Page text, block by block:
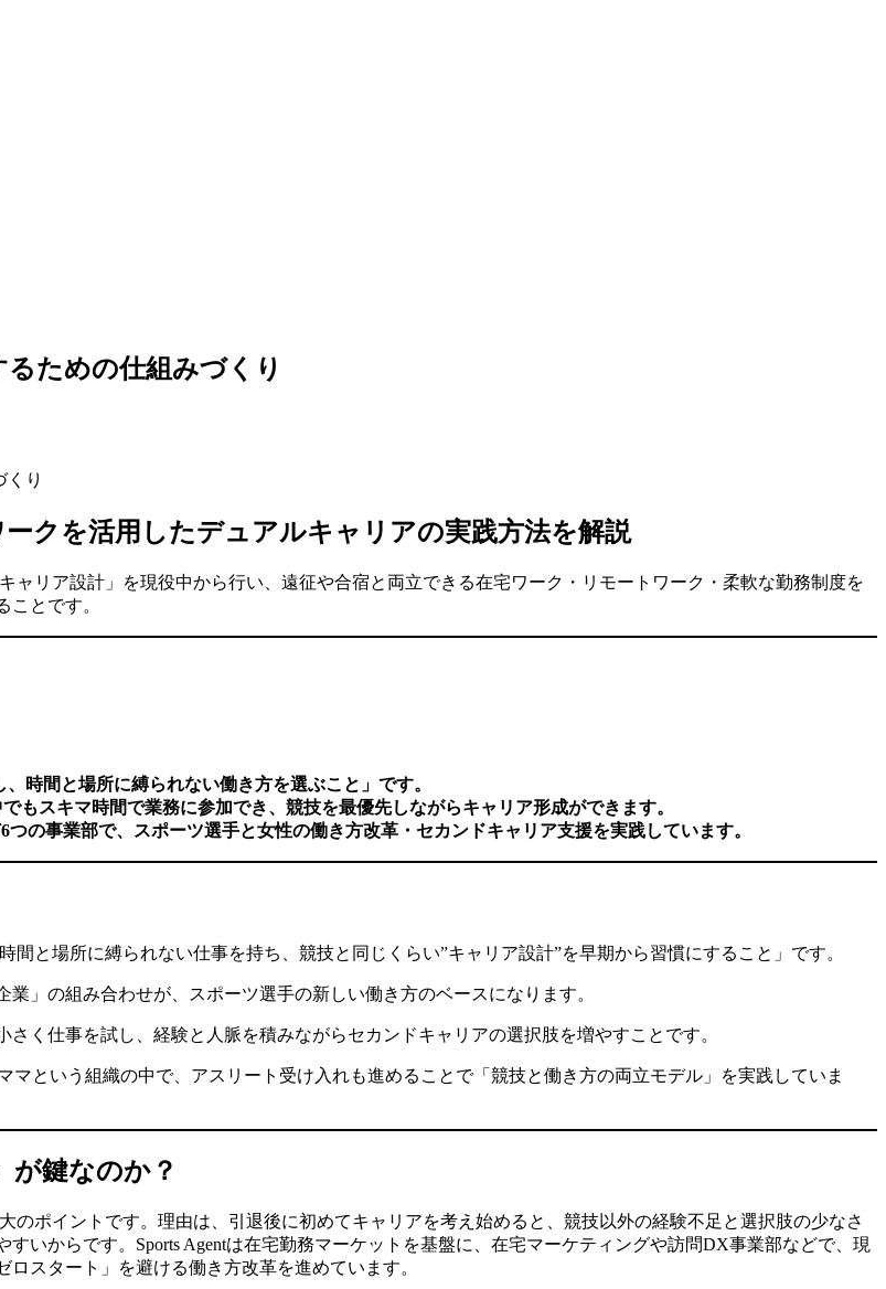
るための仕組みづくり
クを活用したデュアルキャリアの実践方法を解説
リア設計」を現役中から行い、遠征や合宿と両立できる在宅ワーク・リモートワーク・柔軟な勤務制度を
とです。
時間と場所に縛られない働き方を選ぶこと」です。
スキマ時間で業務に参加でき、競技を最優先しながらキャリア形成ができます。
の事業部で、スポーツ選手と女性の働き方改革・セカンドキャリア支援を実践しています。
と場所に縛られない仕事を持ち、競技と同じくらい”キャリア設計”を早期から習慣にすること」です。
」の組み合わせが、スポーツ選手の新しい働き方のベースになります。
く仕事を試し、経験と人脈を積みながらセカンドキャリアの選択肢を増やすことです。
マという組織の中で、アスリート受け入れも進めることで「競技と働き方の両立モデル」を実践していま
が鍵なのか？
ポイントです。理由は、引退後に初めてキャリアを考え始めると、競技以外の経験不足と選択肢の少なさ
いからです。Sports Agentは在宅勤務マーケットを基盤に、在宅マーケティングや訪問DX事業部などで、現
スタート」を避ける働き方改革を進めています。